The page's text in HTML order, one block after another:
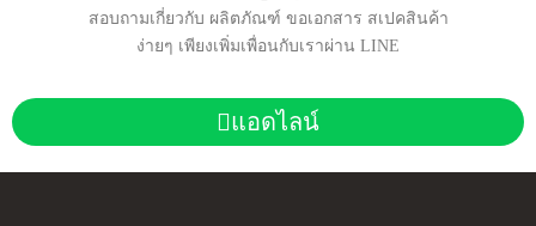
สอบถามเกี่ยวกับ ผลิตภัณฑ์ ขอเอกสาร สเปคสินค้า
ง่ายๆ เพียงเพิ่มเพื่อนกับเราผ่าน LINE
แอดไลน์